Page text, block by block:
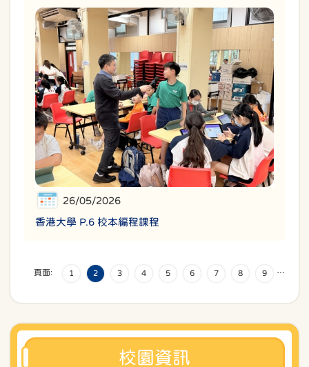
26/05/2026
香港大學 P.6 校本編程課程
頁面: 1 2 3 4 5 6 7 8 9 …
校園資訊